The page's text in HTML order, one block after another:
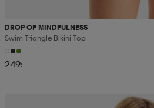
DROP OF MINDFULNESS
Swim Triangle Bikini Top
249:-